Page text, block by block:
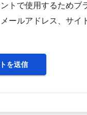
トで使用するためブ
ールアドレス、サイ